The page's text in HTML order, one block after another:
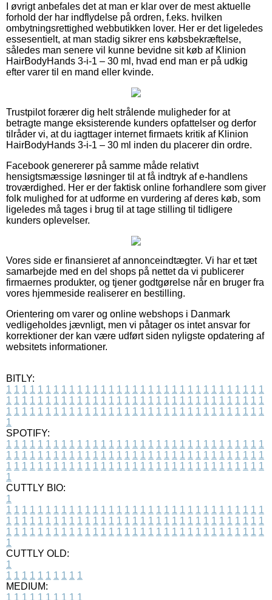
I øvrigt anbefales det at man er klar over de mest aktuelle
forhold der har indflydelse på ordren, f.eks. hvilken
ombytningsrettighed webbutikken lover. Her er det ligeledes
essesentielt, at man stadig sikrer ens købsbekræftelse,
således man senere vil kunne bevidne sit køb af Klinion
HairBodyHands 3-i-1 – 30 ml, hvad end man er på udkig
efter varer til en mand eller kvinde.
Trustpilot forærer dig helt strålende muligheder for at
betragte mange eksisterende kunders opfattelser og derfor
tilråder vi, at du iagttager internet firmaets kritik af Klinion
HairBodyHands 3-i-1 – 30 ml inden du placerer din ordre.
Facebook genererer på samme måde relativt
hensigtsmæssige løsninger til at få indtryk af e-handlens
troværdighed. Her er der faktisk online forhandlere som giver
folk mulighed for at udforme en vurdering af deres køb, som
ligeledes må tages i brug til at tage stilling til tidligere
kunders oplevelser.
Vores side er finansieret af annonceindtægter. Vi har et tæt
samarbejde med en del shops på nettet da vi publicerer
firmaernes produkter, og tjener godtgørelse når en bruger fra
vores hjemmeside realiserer en bestilling.
Orientering om varer og online webshops i Danmark
vedligeholdes jævnligt, men vi påtager os intet ansvar for
korrektioner der kan være udført siden nyligste opdatering af
websitets informationer.
BITLY:
1 1 1 1 1 1 1 1 1 1 1 1 1 1 1 1 1 1 1 1 1 1 1 1 1 1 1 1 1 1 1 1 1
1 1 1 1 1 1 1 1 1 1 1 1 1 1 1 1 1 1 1 1 1 1 1 1 1 1 1 1 1 1 1 1 1
1 1 1 1 1 1 1 1 1 1 1 1 1 1 1 1 1 1 1 1 1 1 1 1 1 1 1 1 1 1 1 1 1
1
SPOTIFY:
1 1 1 1 1 1 1 1 1 1 1 1 1 1 1 1 1 1 1 1 1 1 1 1 1 1 1 1 1 1 1 1 1
1 1 1 1 1 1 1 1 1 1 1 1 1 1 1 1 1 1 1 1 1 1 1 1 1 1 1 1 1 1 1 1 1
1 1 1 1 1 1 1 1 1 1 1 1 1 1 1 1 1 1 1 1 1 1 1 1 1 1 1 1 1 1 1 1 1
1
CUTTLY BIO:
1
1 1 1 1 1 1 1 1 1 1 1 1 1 1 1 1 1 1 1 1 1 1 1 1 1 1 1 1 1 1 1 1 1
1 1 1 1 1 1 1 1 1 1 1 1 1 1 1 1 1 1 1 1 1 1 1 1 1 1 1 1 1 1 1 1 1
1 1 1 1 1 1 1 1 1 1 1 1 1 1 1 1 1 1 1 1 1 1 1 1 1 1 1 1 1 1 1 1 1
1
CUTTLY OLD:
1
1 1 1 1 1 1 1 1 1 1
MEDIUM:
1 1 1 1 1 1 1 1 1 1